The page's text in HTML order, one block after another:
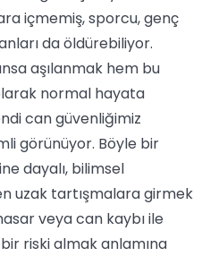
içmemiş, sporcu, genç
da öldürebiliyor.
aşılanmak hem bu
normal hayata
can güvenliğimiz
görünüyor. Böyle bir
dayalı, bilimsel
uzak tartışmalara girmek
veya can kaybı ile
riski almak anlamına